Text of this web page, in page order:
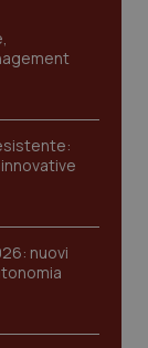
nuovi